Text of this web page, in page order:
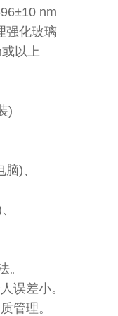
nm
强化玻璃
以上
)
)、
。
误差小。
管理。